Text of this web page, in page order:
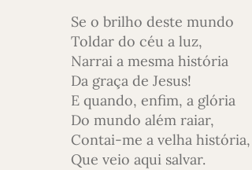
Se o brilho deste mundo
Toldar do céu a luz,
Narrai a mesma história
Da graça de Jesus!
E quando, enfim, a glória
Do mundo além raiar,
Contai-me a velha história,
Que veio aqui salvar.